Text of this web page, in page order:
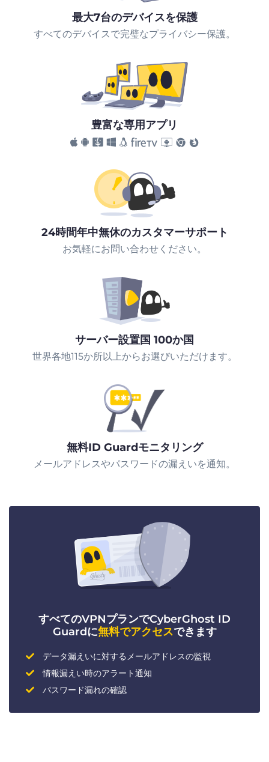
最大7台のデバイスを保護
すべてのデバイスで完璧なプライバシー保護。
豊富な専用アプリ
24時間年中無休のカスタマーサポート
お気軽にお問い合わせください。
サーバー設置国 100か国
世界各地115か所以上からお選びいただけます。
無料ID Guardモニタリング
メールアドレスやパスワードの漏えいを通知。
すべてのVPNプランでCyberGhost ID
Guardに無料でアクセスできます
データ漏えいに対するメールアドレスの監視
情報漏えい時のアラート通知
パスワード漏れの確認